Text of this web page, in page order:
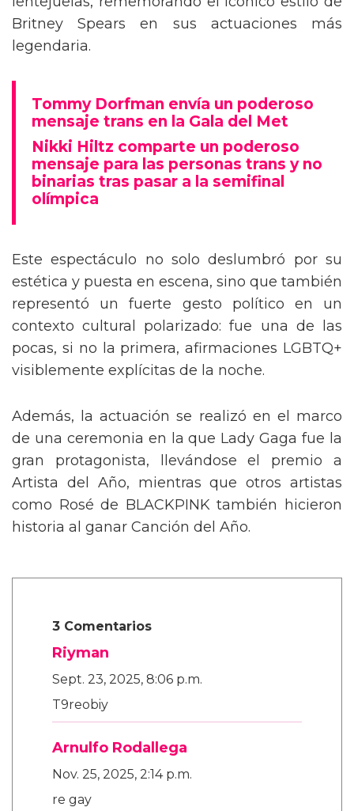
Britney Spears en sus actuaciones más
legendaria.
Tommy Dorfman envía un poderoso
mensaje trans en la Gala del Met
Nikki Hiltz comparte un poderoso
mensaje para las personas trans y no
binarias tras pasar a la semifinal
olímpica
Este espectáculo no solo deslumbró por su
estética y puesta en escena, sino que también
representó un fuerte gesto político en un
contexto cultural polarizado: fue una de las
pocas, si no la primera, afirmaciones LGBTQ+
visiblemente explícitas de la noche.
Además, la actuación se realizó en el marco
de una ceremonia en la que Lady Gaga fue la
gran protagonista, llevándose el premio a
Artista del Año, mientras que otros artistas
como Rosé de BLACKPINK también hicieron
historia al ganar Canción del Año.
3 Comentarios
Riyman
Sept. 23, 2025, 8:06 p.m.
T9reobiy
Arnulfo Rodallega
Nov. 25, 2025, 2:14 p.m.
re gay